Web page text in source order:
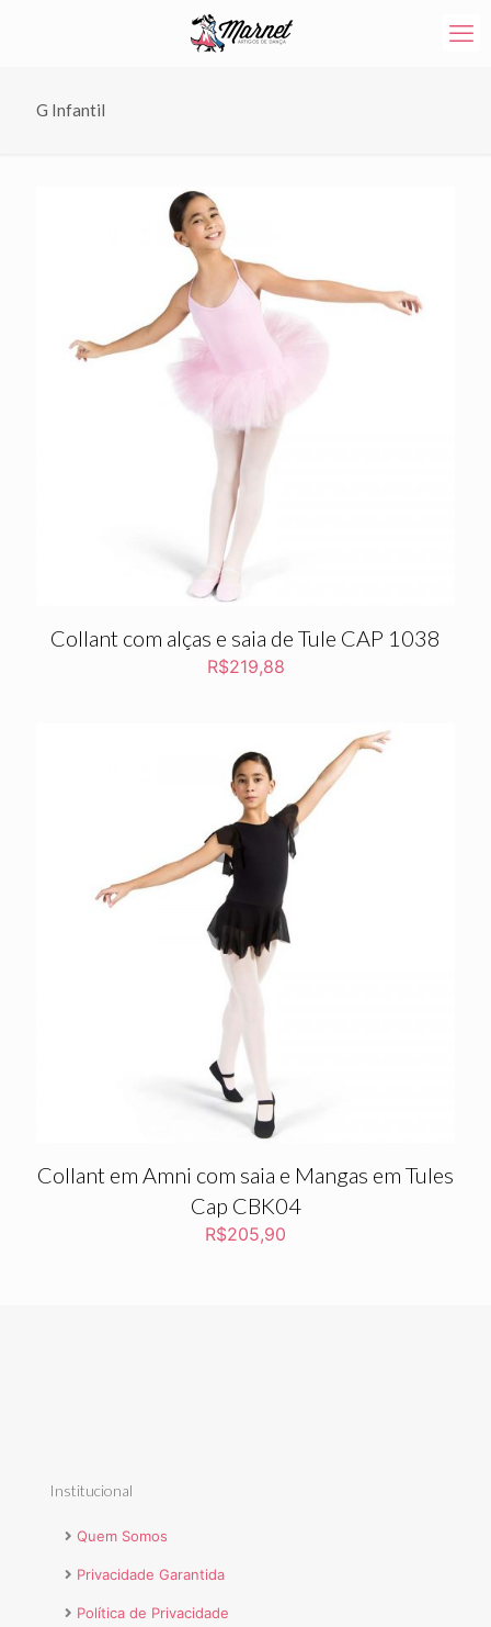
G Infantil
Collant com alças e saia de Tule CAP 1038
R$219,88
Collant em Amni com saia e Mangas em Tules
Cap CBK04
R$205,90
Institucional
Quem Somos
Privacidade Garantida
Política de Privacidade